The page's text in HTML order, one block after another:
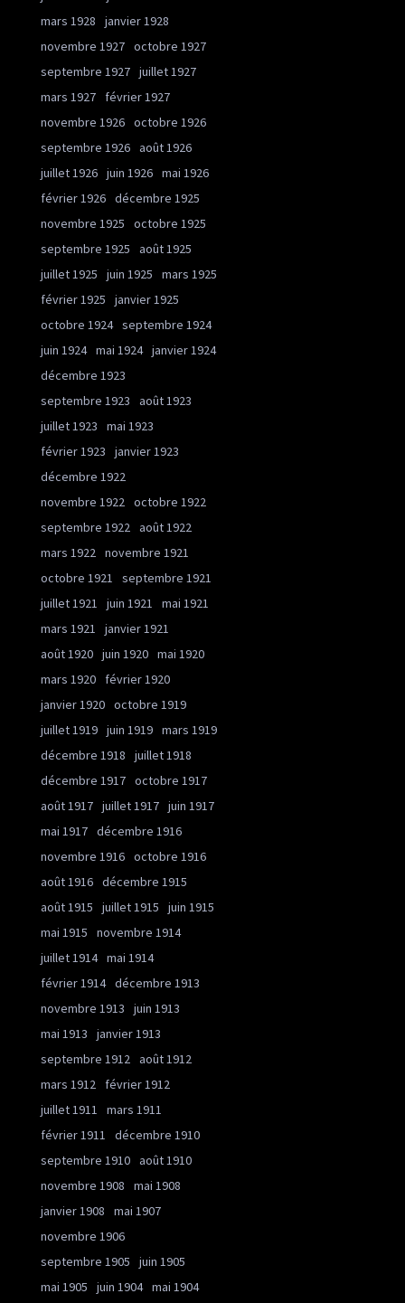
mars 1928
janvier 1928
novembre 1927 octobre 1927
septembre 1927 juillet 1927
mars 1927
février 1927
novembre 1926 octobre 1926
septembre 1926 août 1926
juillet 1926 juin 1926 mai 1926
février 1926 décembre 1925
novembre 1925
octobre 1925
septembre 1925
août 1925
juillet 1925
juin 1925
mars 1925
février 1925
janvier 1925
octobre 1924 septembre 1924
juin 1924 mai 1924 janvier 1924
décembre 1923
septembre 1923
août 1923
juillet 1923
mai 1923
février 1923
janvier 1923
décembre 1922
novembre 1922 octobre 1922
septembre 1922 août 1922
mars 1922 novembre 1921
octobre 1921
septembre 1921
juillet 1921
juin 1921
mai 1921
mars 1921
janvier 1921
août 1920 juin 1920 mai 1920
mars 1920
février 1920
janvier 1920 octobre 1919
juillet 1919 juin 1919 mars 1919
décembre 1918
juillet 1918
décembre 1917 octobre 1917
août 1917 juillet 1917 juin 1917
mai 1917 décembre 1916
novembre 1916 octobre 1916
août 1916 décembre 1915
août 1915
juillet 1915
juin 1915
mai 1915
novembre 1914
juillet 1914 mai 1914
février 1914 décembre 1913
novembre 1913
juin 1913
mai 1913
janvier 1913
septembre 1912 août 1912
mars 1912
février 1912
juillet 1911
mars 1911
février 1911
décembre 1910
septembre 1910 août 1910
novembre 1908
mai 1908
janvier 1908
mai 1907
novembre 1906
septembre 1905
juin 1905
mai 1905
juin 1904 mai 1904